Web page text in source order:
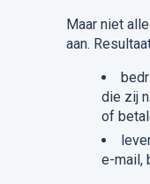
Maar niet
aan.
die zij
of
e-mail,